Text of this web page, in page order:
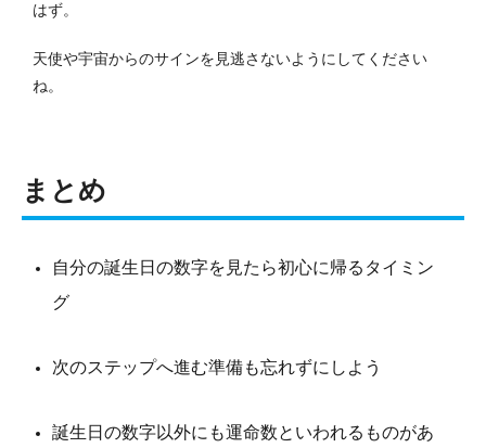
はず。
天使や宇宙からのサインを見逃さないようにしてください
ね。
まとめ
自分の誕生日の数字を見たら初心に帰るタイミン
グ
次のステップへ進む準備も忘れずにしよう
誕生日の数字以外にも運命数といわれるものがあ